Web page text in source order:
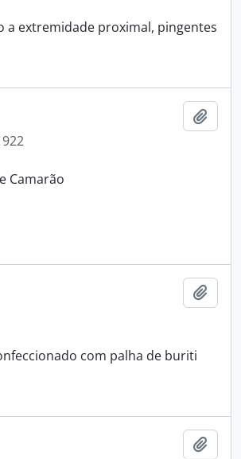
extremidade proximal, pingentes
Camarão
com palha de buriti